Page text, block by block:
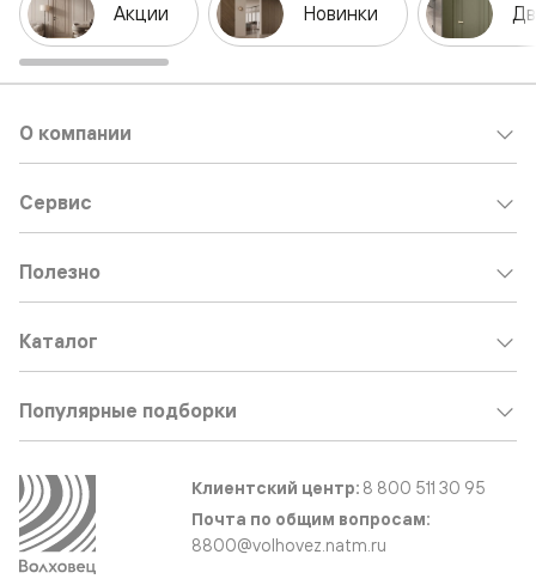
Акции Новинки
О компании
Сервис
Полезно
Каталог
Популярные подборки
Клиентский центр: 8 800 511 30 95
Почта по общим вопросам:
8800@volhovez.natm.ru